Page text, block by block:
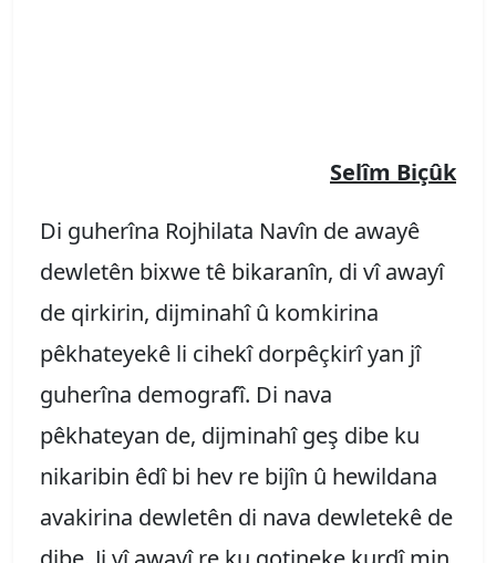
Selîm Biçûk
Di guherîna Rojhilata Navîn de awayê
dewletên bixwe tê bikaranîn, di vî awayî
de qirkirin, dijminahî û komkirina
pêkhateyekê li cihekî dorpêçkirî yan jî
guherîna demografî. Di nava
pêkhateyan de, dijminahî geş dibe ku
nikaribin êdî bi hev re bijîn û hewildana
avakirina dewletên di nava dewletekê de